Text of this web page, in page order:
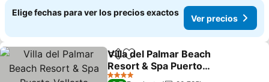
Elige fechas para ver los precios exactos
Ver precios
CompartirAgregar a favoritos
Villa del Palmar Beach
Resort & Spa Puerto
Vallarta
4 Estrellas